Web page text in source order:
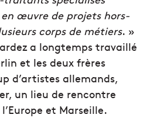
œuvre de projets hors-
corps de métiers. »
a longtemps travaillé
et les deux frères
d’artistes allemands,
un lieu de rencontre
et Marseille.